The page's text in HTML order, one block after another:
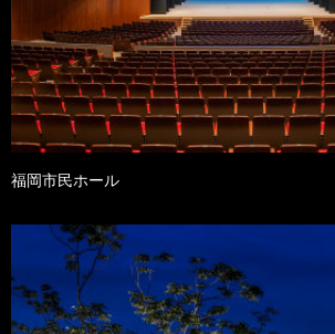
福岡市民ホール